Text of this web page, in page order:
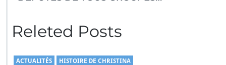
Releted Posts
ACTUALITÉS HISTOIRE DE CHRISTINA